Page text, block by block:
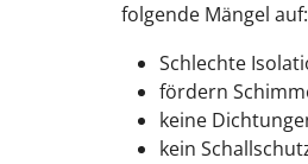
folgende Mängel auf:
Schlechte
fördern
keine
kein